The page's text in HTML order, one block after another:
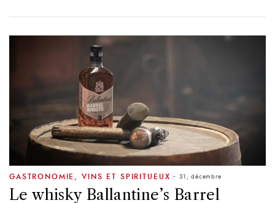
GASTRONOMIE ,VINS ET SPIRITUEUX 31, décembre
Le whisky Ballantine’s Barrel